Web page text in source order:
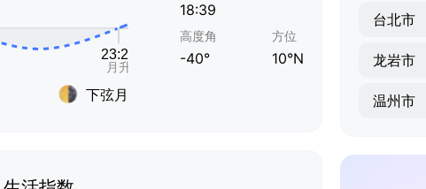
下弦月
18:39
高度角
-40°
方位
10°N
台北市
龙岩市
温州市